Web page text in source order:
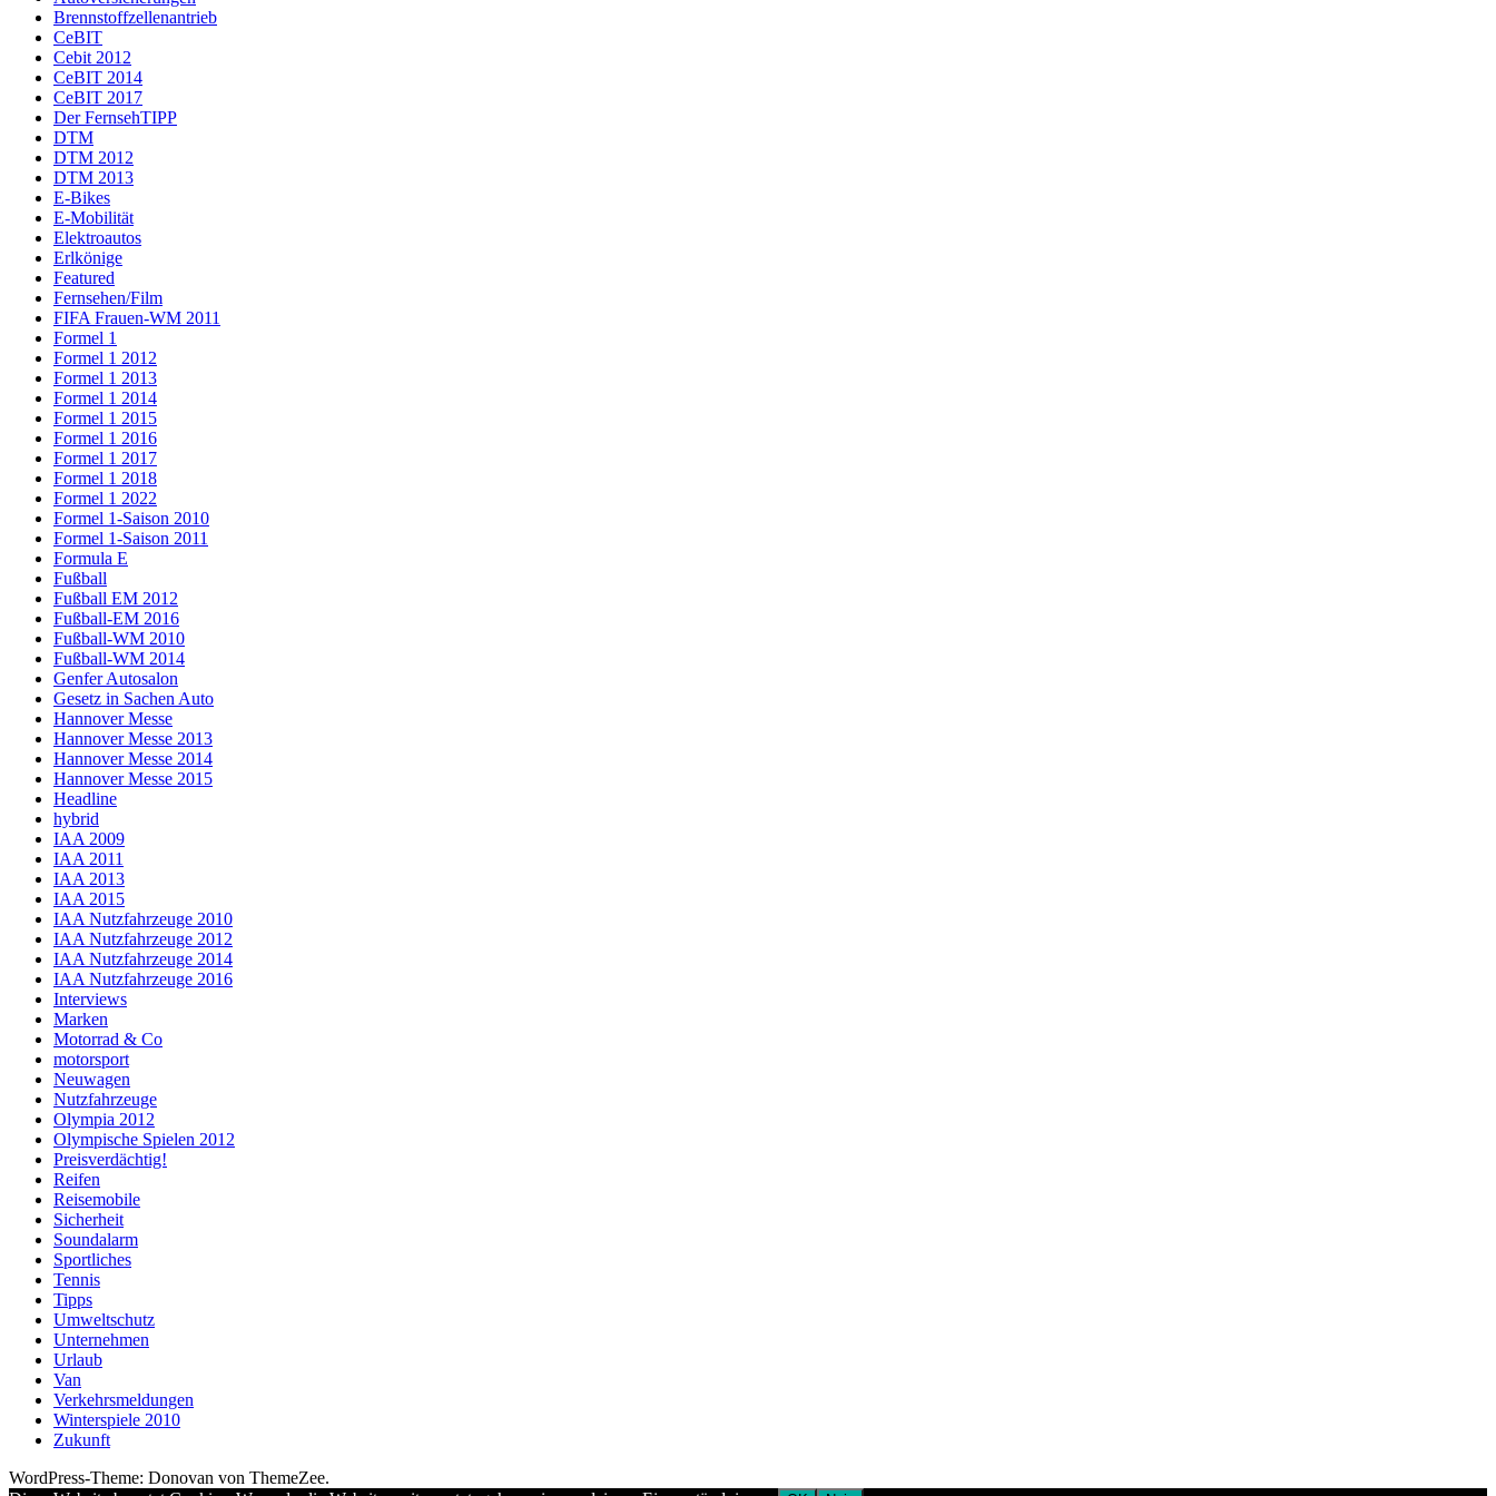
Brennstoffzellenantrieb
CeBIT
Cebit 2012
CeBIT 2014
CeBIT 2017
Der FernsehTIPP
DTM
DTM 2012
DTM 2013
E-Bikes
E-Mobilität
Elektroautos
Erlkönige
Featured
Fernsehen/Film
FIFA Frauen-WM 2011
Formel 1
Formel 1 2012
Formel 1 2013
Formel 1 2014
Formel 1 2015
Formel 1 2016
Formel 1 2017
Formel 1 2018
Formel 1 2022
Formel 1-Saison 2010
Formel 1-Saison 2011
Formula E
Fußball
Fußball EM 2012
Fußball-EM 2016
Fußball-WM 2010
Fußball-WM 2014
Genfer Autosalon
Gesetz in Sachen Auto
Hannover Messe
Hannover Messe 2013
Hannover Messe 2014
Hannover Messe 2015
Headline
hybrid
IAA 2009
IAA 2011
IAA 2013
IAA 2015
IAA Nutzfahrzeuge 2010
IAA Nutzfahrzeuge 2012
IAA Nutzfahrzeuge 2014
IAA Nutzfahrzeuge 2016
Interviews
Marken
Motorrad & Co
motorsport
Neuwagen
Nutzfahrzeuge
Olympia 2012
Olympische Spielen 2012
Preisverdächtig!
Reifen
Reisemobile
Sicherheit
Soundalarm
Sportliches
Tennis
Tipps
Umweltschutz
Unternehmen
Urlaub
Van
Verkehrsmeldungen
Winterspiele 2010
Zukunft
WordPress-Theme: Donovan von ThemeZee.